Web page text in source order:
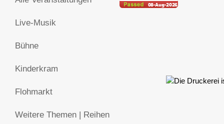
Live-Musik
Bühne
Kinderkram
Flohmarkt
Weitere Themen | Reihen